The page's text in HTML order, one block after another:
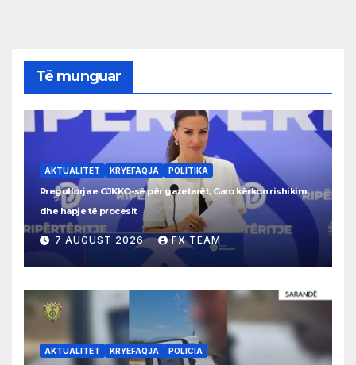
Të munguar
AKTUALITET KRYEFAQJA POLITIKA
Rregullorja e GJKKO-së për gazetarët, Garo kërkon rishikim
dhe hapje të procesit
7 AUGUST 2026 FX TEAM
AKTUALITET KRYEFAQJA POLICIA